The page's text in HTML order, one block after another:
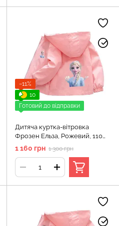
−11%
10
Готовий до відправки
Дитяча куртка-вітровка
Фрозен Ельза, Рожевий, 110
1 160 грн 1 300 грн